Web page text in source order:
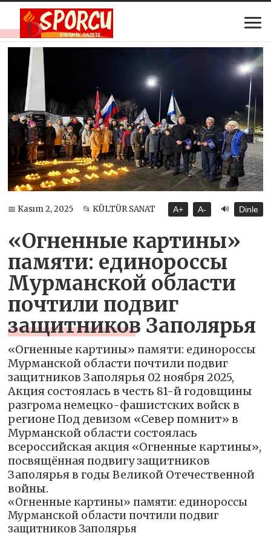
📅 Kasım 2, 2025 📂 KÜLTÜR SANAT A+ A- 🔊 Dinle
«Огненные картины»
памяти: единороссы
Мурманской области
почтили подвиг
защитников Заполярья
«Огненные картины» памяти: единороссы
Мурманской области почтили подвиг
защитников Заполярья 02 ноября 2025,
Акция состоялась в честь 81-й годовщины
разгрома немецко-фашистских войск в
регионе Под девизом «Север помнит» в
Мурманской области состоялась
всероссийская акция «Огненные картины»,
посвящённая подвигу защитников
Заполярья в годы Великой Отечественной
войны.
«Огненные картины» памяти: единороссы
Мурманской области почтили подвиг
защитников Заполярья